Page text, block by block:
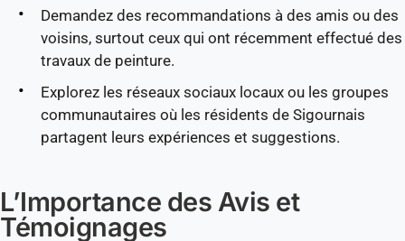
Demandez des recommandations à des amis ou des
voisins, surtout ceux qui ont récemment effectué des
travaux de peinture.
Explorez les réseaux sociaux locaux ou les groupes
communautaires où les résidents de Sigournais
partagent leurs expériences et suggestions.
L’Importance des Avis et
Témoignages